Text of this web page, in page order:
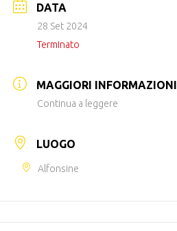
DATA
28 Set 2024
Terminato
MAGGIORI INFORMAZIONI
Continua a leggere
LUOGO
Alfonsine